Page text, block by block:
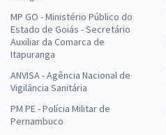
MP GO - Ministério Público do
Estado de Goiás - Secretário
Auxiliar da Comarca de
Itapuranga
ANVISA - Agência Nacional de
Vigilância Sanitária
PM PE - Polícia Militar de
Pernambuco